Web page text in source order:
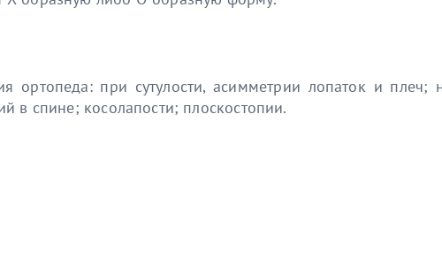
ортопеда: при сутулости, асимметрии лопаток и
в спине; косолапости; плоскостопии.